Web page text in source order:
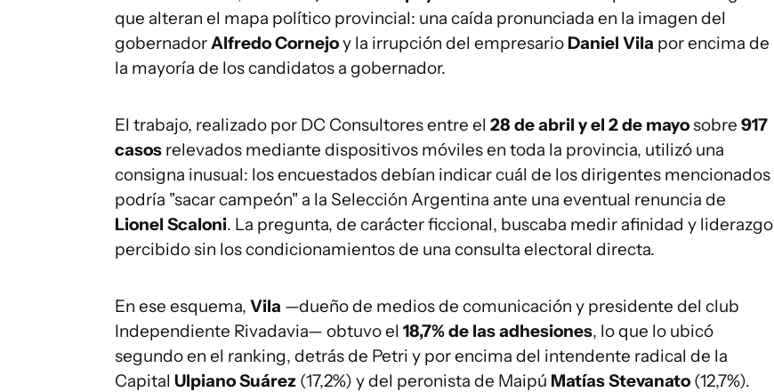
que alteran el mapa político provincial: una caída pronunciada en la imagen del
gobernadorAlfredo Cornejoy la irrupción del empresario Daniel Vila por encima de
la mayoría de los candidatos a gobernador.
El trabajo, realizado por DC Consultores entre el 28 de abril y el 2 de mayosobre 917
casos relevados mediante dispositivos móviles en toda la provincia, utilizó una
consigna inusual: los encuestados debían indicar cuál de los dirigentes mencionados
podría "sacar campeón" a la Selección Argentina ante una eventual renuncia de
Lionel Scaloni. La pregunta, de carácter ficcional, buscaba medir afinidad y liderazgo
percibido sin los condicionamientos de una consulta electoral directa.
En ese esquema, Vila —dueño de medios de comunicación y presidente del club
Independiente Rivadavia— obtuvo el 18,7% de las adhesiones, lo que lo ubicó
segundo en el ranking, detrás de Petri y por encima del intendente radical de la
Capital Ulpiano Suárez (17,2%) y del peronista de Maipú Matías Stevanato (12,7%).